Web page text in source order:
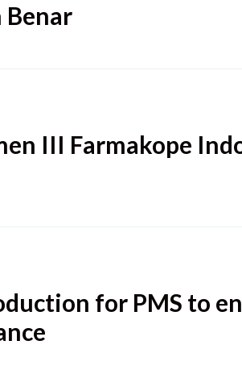
Benar
III Farmakope
for PMS to